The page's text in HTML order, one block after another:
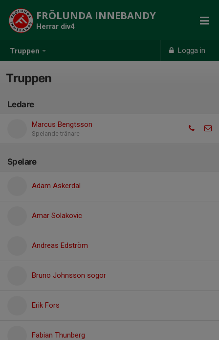
Truppen Logga in
FRÖLUNDA INNEBANDY
Herrar div4
Truppen
Ledare
Marcus Bengtsson
Spelande tränare
Spelare
Adam Askerdal
Amar Solakovic
Andreas Edström
Bruno Johnsson sogor
Erik Fors
Fabian Thunberg